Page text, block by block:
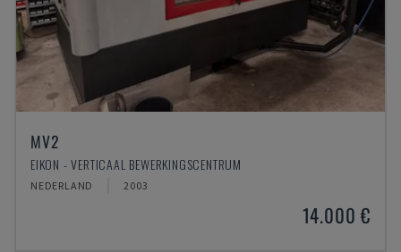
MV2
EIKON - VERTICAAL BEWERKINGSCENTRUM
NEDERLAND 2003
14.000 €